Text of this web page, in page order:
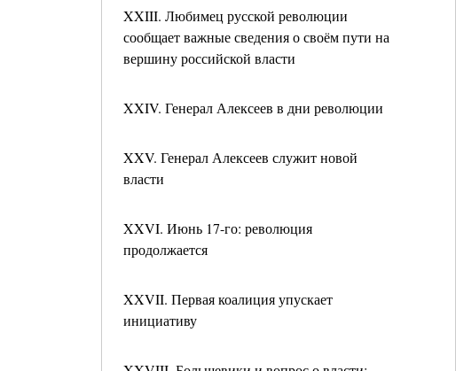
XXIII. Любимец русской революции
сообщает важные сведения о своём пути на
вершину российской власти
XXIV. Генерал Алексеев в дни революции
XXV. Генерал Алексеев служит новой
власти
XXVI. Июнь 17-го: революция
продолжается
XXVII. Первая коалиция упускает
инициативу